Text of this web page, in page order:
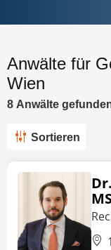
Anwälte für
Wien
8 Anwälte
Sortieren